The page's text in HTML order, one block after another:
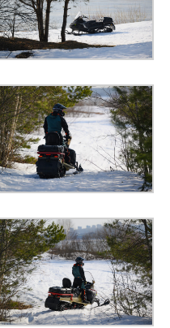
38 мм
320 кг
Жидкокристаллический
дисплей 6,8 дюйма:
спидометр, тахометр,
пробега и моточасов,
индикатор включённой
передачи, индикатор
температуры,
индикаторы
неисправности
системы управления